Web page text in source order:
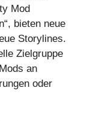
Mod
bieten neue
Storylines.
Zielgruppe
an
oder